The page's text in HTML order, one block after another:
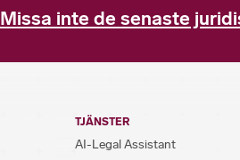
Missa inte de senaste
TJÄNSTER
AI-Legal Assistant